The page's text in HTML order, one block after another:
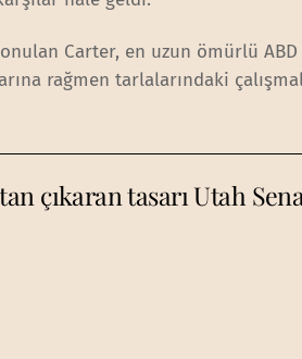
Carter, en uzun ömürlü
rağmen tarlalarındaki
çıkaran tasarı Utah